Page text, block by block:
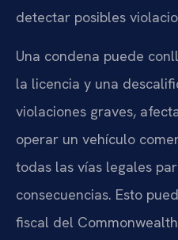
detectar posibles
Una condena puede
la licencia y una
violaciones graves,
operar un vehículo
todas las vías legales
consecuencias. Esto
fiscal del